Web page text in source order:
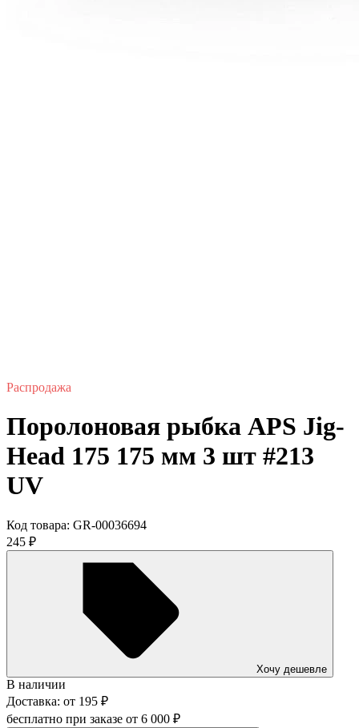
Распродажа
Поролоновая рыбка APS Jig-
Head 175 175 мм 3 шт #213
UV
Код товара: GR-00036694
245 ₽
Хочу дешевле
В наличии
Доставка: от 195 ₽
бесплатно при заказе от 6 000 ₽